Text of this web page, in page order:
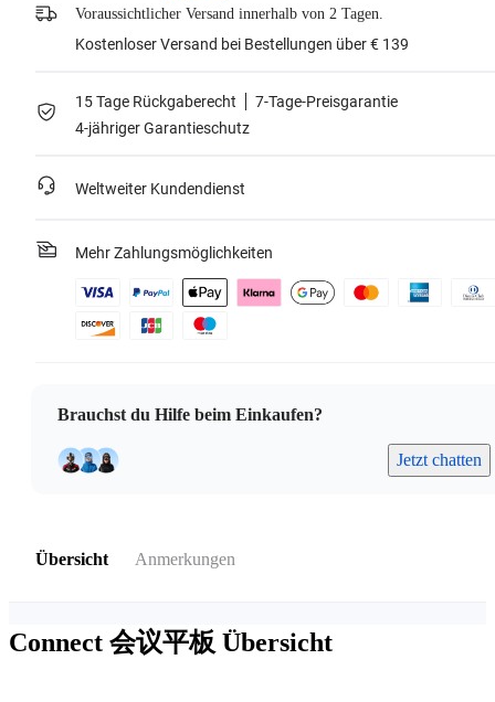
Voraussichtlicher Versand innerhalb von 2 Tagen.
Kostenloser Versand bei Bestellungen über € 139
15 Tage Rückgaberecht
7-Tage-Preisgarantie
4-jähriger Garantieschutz
Weltweiter Kundendienst
Mehr Zahlungsmöglichkeiten
Brauchst du Hilfe beim Einkaufen?
Jetzt chatten
Übersicht Anmerkungen
Connect 会议平板 Übersicht